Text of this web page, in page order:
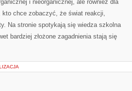
i nieorganicznej, ale również dla
kto chce zobaczyć, że świat reakcji,
Na stronie spotykają się wiedza szkolna
bardziej złożone zagadnienia stają się